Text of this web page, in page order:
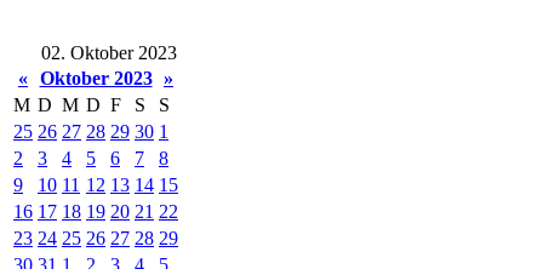
02. Oktober 2023
« Oktober 2023 »
M D M D F S
S
25 26 27 28 29 30 1
2
3 4 5 6 7
8
9
10 11 12 13 14 15
16 17 18 19 20 21 22
23 24 25 26 27 28 29
30 31 1 2 3 4
5